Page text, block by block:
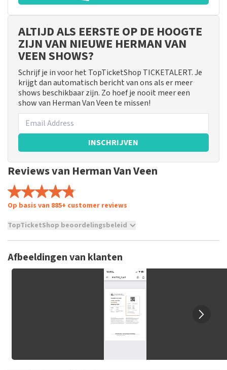
ALTIJD ALS EERSTE OP DE HOOGTE
ZIJN VAN NIEUWE HERMAN VAN
VEEN SHOWS?
Schrijf je in voor het TopTicketShop TICKETALERT. Je
krijgt dan automatisch bericht van ons als er meer
shows beschikbaar zijn. Zo hoef je nooit meer een
show van Herman Van Veen te missen!
INSCHRIJVEN
Reviews van Herman Van Veen
Op basis van 885+ customer reviews
TopTicketShop beoordelingsbeleid
niet mogelijk om een review achter te laten als je geen
tickets hebt aangeschaft bij TopTicketShop. Reviews met
grof taalgebruik en/of onwaarheden worden niet geplaatst.
Afbeeldingen van klanten